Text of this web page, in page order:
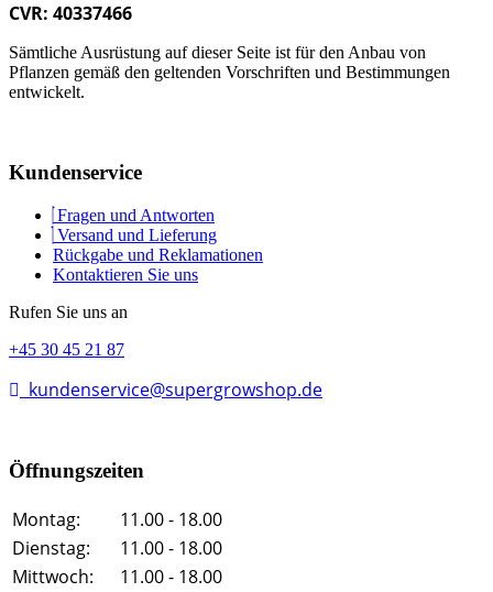
CVR: 40337466
Sämtliche Ausrüstung auf dieser Seite ist für den Anbau von
Pflanzen gemäß den geltenden Vorschriften und Bestimmungen
entwickelt.
Kundenservice
Fragen und Antworten
Versand und Lieferung
Rückgabe und Reklamationen
Kontaktieren Sie uns
Rufen Sie uns an
+45 30 45 21 87
kundenservice@supergrowshop.de
Öffnungszeiten
Montag:
11.00 - 18.00
Dienstag:
11.00 - 18.00
Mittwoch:
11.00 - 18.00